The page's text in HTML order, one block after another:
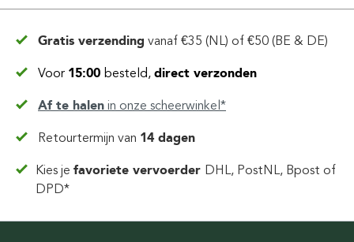
Gratis verzending vanaf €35 (NL) of €50 (BE & DE)
Voor 15:00 besteld, direct verzonden
Af te halen in onze scheerwinkel*
Retourtermijn van 14 dagen
Kies jefavoriete vervoerder DHL, PostNL, Bpost of
DPD*